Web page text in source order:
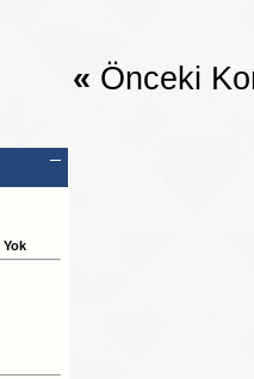
« Önceki
Yok